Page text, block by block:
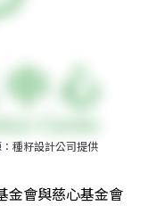
種籽設計公司提供
金會與慈心基金會